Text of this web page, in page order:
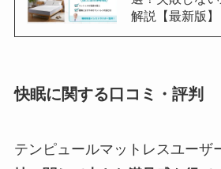
解説【最新版】
快眠に関する口コミ・評判
テンピュールマットレスユーザ